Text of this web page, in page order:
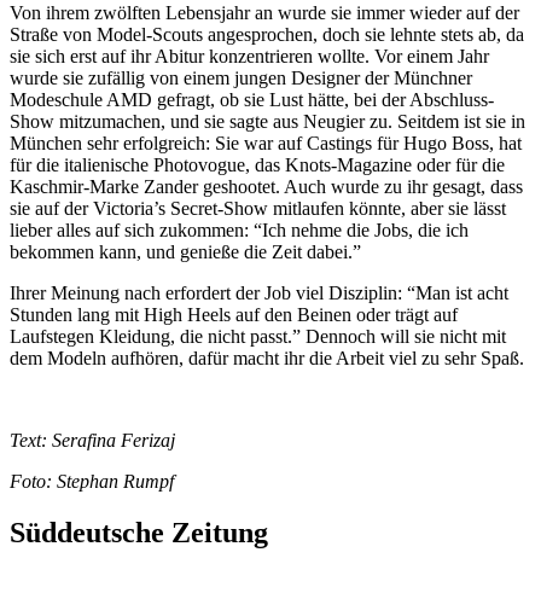
Von ihrem zwölften Lebensjahr an wurde sie immer wieder auf der
Straße von Model-Scouts angesprochen, doch sie lehnte stets ab, da
sie sich erst auf ihr Abitur konzentrieren wollte. Vor einem Jahr
wurde sie zufällig von einem jungen Designer der Münchner
Modeschule AMD gefragt, ob sie Lust hätte, bei der Abschluss-
Show mitzumachen, und sie sagte aus Neugier zu. Seitdem ist sie in
München sehr erfolgreich: Sie war auf Castings für Hugo Boss, hat
für die italienische Photovogue, das Knots-Magazine oder für die
Kaschmir-Marke Zander geshootet. Auch wurde zu ihr gesagt, dass
sie auf der Victoria’s Secret-Show mitlaufen könnte, aber sie lässt
lieber alles auf sich zukommen: “Ich nehme die Jobs, die ich
bekommen kann, und genieße die Zeit dabei.”
Ihrer Meinung nach erfordert der Job viel Disziplin: “Man ist acht
Stunden lang mit High Heels auf den Beinen oder trägt auf
Laufstegen Kleidung, die nicht passt.” Dennoch will sie nicht mit
dem Modeln aufhören, dafür macht ihr die Arbeit viel zu sehr Spaß.
Text: Serafina Ferizaj
Foto: Stephan Rumpf
Süddeutsche Zeitung